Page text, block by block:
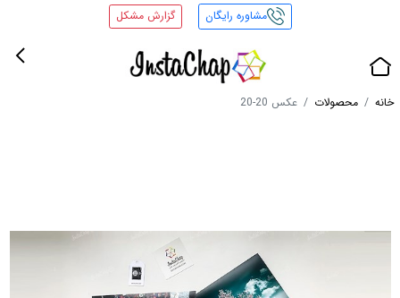
مشاوره رایگان گزارش مشکل
خانه محصولات عکس 20-20